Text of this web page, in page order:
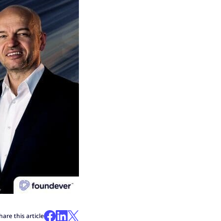
this article